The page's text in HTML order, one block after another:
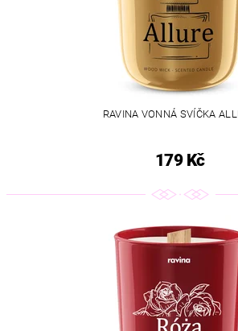
RAVINA VONNÁ SVÍČKA
179 Kč